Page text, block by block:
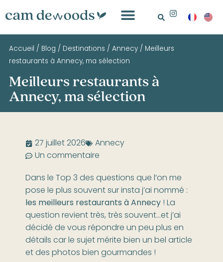
Accueil / Blog / Destinations / Annecy/ Meilleurs
restaurants à Annecy, ma sélection
Meilleurs restaurants à
Annecy, ma sélection
27 juillet 2026
Annecy
Un commentaire
Dans le Top 3 des questions que l’on me
pose le plus souvent sur insta j’ai nommé :
les meilleurs restaurants à Annecy! La
question revient très, très souvent…et j’ai
décidé de vous répondre un peu plus en
détails car le sujet mérite bien un bel article
et des photos bien gourmandes !